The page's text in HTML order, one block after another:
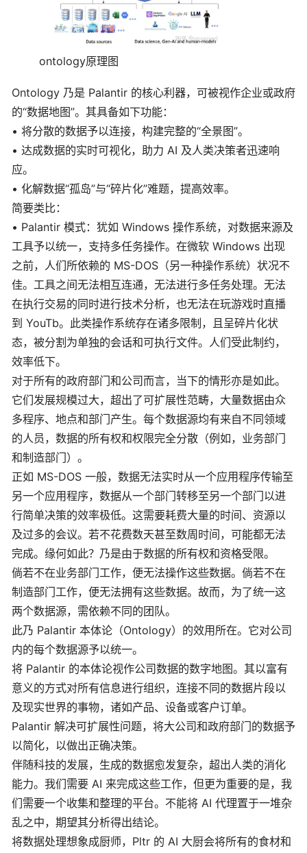
ontology原理图
Ontology 乃是 Palantir 的核心利器，可被视作企业或政府
的“数据地图”。其具备如下功能：
• 将分散的数据予以连接，构建完整的“全景图”。
• 达成数据的实时可视化，助力 AI 及人类决策者迅速响
应。
• 化解数据“孤岛”与“碎片化”难题，提高效率。
简要类比：
• Palantir 模式：犹如 Windows 操作系统，对数据来源及
工具予以统一，支持多任务操作。在微软 Windows 出现
之前，人们所依赖的 MS-DOS（另一种操作系统）状况不
佳。工具之间无法相互连通，无法进行多任务处理。无法
在执行交易的同时进行技术分析，也无法在玩游戏时直播
到 YouTb。此类操作系统存在诸多限制，且呈碎片化状
态，被分割为单独的会话和可执行文件。人们受此制约，
效率低下。
对于所有的政府部门和公司而言，当下的情形亦是如此。
它们发展规模过大，超出了可扩展性范畴，大量数据由众
多程序、地点和部门产生。每个数据源均有来自不同领域
的人员，数据的所有权和权限完全分散（例如，业务部门
和制造部门）。
正如 MS-DOS 一般，数据无法实时从一个应用程序传输至
另一个应用程序，数据从一个部门转移至另一个部门以进
行简单决策的效率极低。这需要耗费大量的时间、资源以
及过多的会议。若不花费数天甚至数周时间，可能都无法
完成。缘何如此？乃是由于数据的所有权和资格受限。
倘若不在业务部门工作，便无法操作这些数据。倘若不在
制造部门工作，便无法拥有这些数据。故而，为了统一这
两个数据源，需依赖不同的团队。
此乃 Palantir 本体论（Ontology）的效用所在。它对公司
内的每个数据源予以统一。
将 Palantir 的本体论视作公司数据的数字地图。其以富有
意义的方式对所有信息进行组织，连接不同的数据片段以
及现实世界的事物，诸如产品、设备或客户订单。
Palantir 解决可扩展性问题，将大公司和政府部门的数据予
以简化，以做出正确决策。
伴随科技的发展，生成的数据愈发复杂，超出人类的消化
能力。我们需要 AI 来完成这些工作，但更为重要的是，我
们需要一个收集和整理的平台。不能将 AI 代理置于一堆杂
乱之中，期望其分析得出结论。
将数据处理想象成厨师，Pltr 的 AI 大厨会将所有的食材和